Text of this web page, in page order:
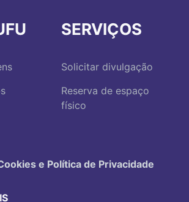
SERVIÇOS
Solicitar divulgação
Reserva de espaço
físico
e Política de Privacidade